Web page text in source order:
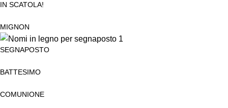
IN SCATOLA!
MIGNON
SEGNAPOSTO
BATTESIMO
COMUNIONE